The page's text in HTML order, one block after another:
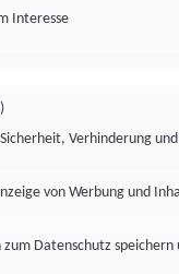
Interesse
Verhinderung
von Werbung und
zum Datenschutz